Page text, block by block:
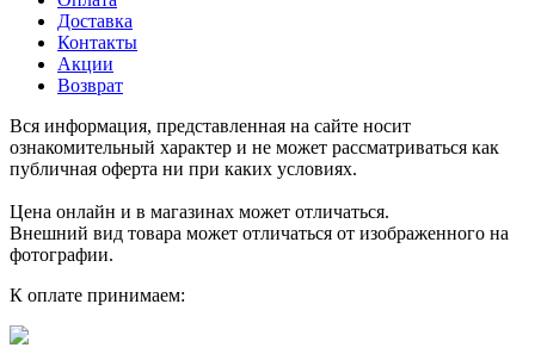
Доставка
Контакты
Акции
Возврат
Вся информация, представленная на сайте носит
ознакомительный характер и не может рассматриваться как
публичная оферта ни при каких условиях.
Цена онлайн и в магазинах может отличаться.
Внешний вид товара может отличаться от изображенного на
фотографии.
К оплате принимаем: